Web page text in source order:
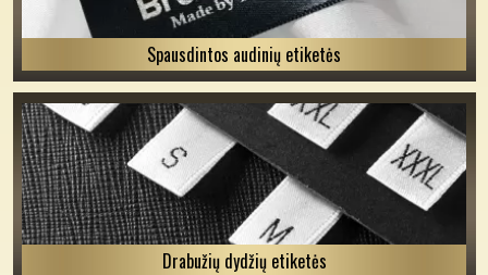
Spausdintos audinių etiketės
Drabužių dydžių etiketės